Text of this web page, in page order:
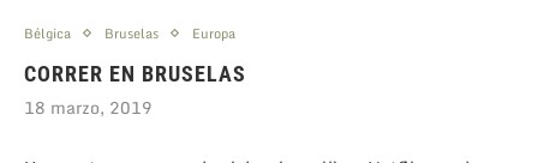
Bélgica Bruselas Europa
CORRER EN BRUSELAS
18 marzo, 2019